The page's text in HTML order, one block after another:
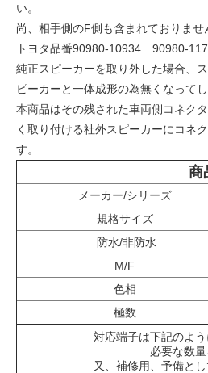
い。
尚、相手側のF側も含まれておりませ
トヨタ品番90980-10934 90980-
純正スピーカーを取り外した場合、
ピーカーと一体成形の為無くなってし
本商品はその残された車両側コネク
く取り付ける社外スピーカーにコネ
す。
商
メーカー/シリーズ
規格サイズ
防水/非防水
M/F
色相
極数
対応端子は下記のよう
必要な数
又、補修用、予備と